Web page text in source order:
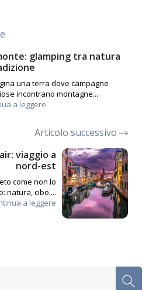
glamping tra natura
una terra dove campagne
incontrano montagne...
a leggere
Articolo successivo
viaggio a
nord-est
come non lo
natura, cibo,...
a leggere